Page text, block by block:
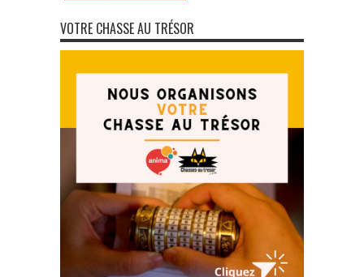
VOTRE CHASSE AU TRÉSOR